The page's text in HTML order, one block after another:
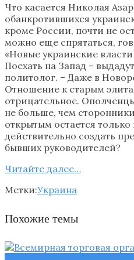
Что касается Николая
обанкротившихся
кроме России, почти не
можно еще спрятаться,
«Новые украинские власти
Поехать на Запад –
политолог. – Даже в
Отношение к старым
отрицательное.
не больше, чем
открытым остается
действительно создать
бывших руководителей?
Читайте далее…
Метки:Украина
Похожие темы